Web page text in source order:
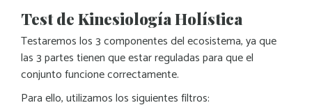
Test de Kinesiología Holística
Testaremos los 3 componentes del ecosistema, ya que
las 3 partes tienen que estar reguladas para que el
conjunto funcione correctamente.
Para ello, utilizamos los siguientes filtros: